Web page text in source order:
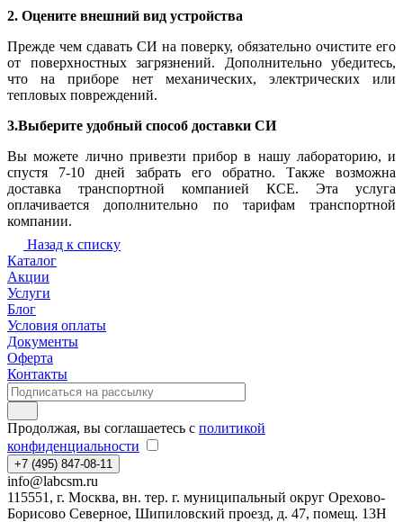
2. Оцените внешний вид устройства
Прежде чем сдавать СИ на поверку, обязательно очистите его
от поверхностных загрязнений. Дополнительно убедитесь,
что на приборе нет механических, электрических или
тепловых повреждений.
3.Выберите удобный способ доставки СИ
Вы можете лично привезти прибор в нашу лабораторию, и
спустя 7-10 дней забрать его обратно. Также возможна
доставка транспортной компанией КСЕ. Эта услуга
оплачивается дополнительно по тарифам транспортной
компании.
Назад к списку
Каталог
Акции
Услуги
Блог
Условия оплаты
Документы
Оферта
Контакты
Продолжая, вы соглашаетесь с политикой
конфиденциальности
+7 (495) 847-08-11
info@labcsm.ru
115551, г. Москва, вн. тер. г. муниципальный округ Орехово-
Борисово Северное, Шипиловский проезд, д. 47, помещ. 13Н